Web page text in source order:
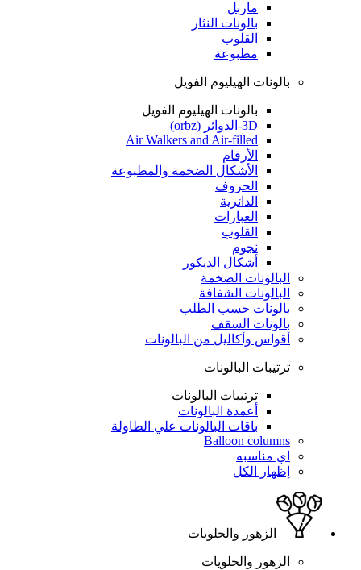
ماربل
بالونات النثار
القلوب
مطبوعة
بالونات الهيليوم الفويل
بالونات الهيليوم الفويل
3D-الدوائر (orbz)
Air Walkers and Air-filled
الأرقام
الأشكال الضخمة والمطبوعة
الحروف
الدائرية
العبارات
القلوب
نجوم
أشكال الديكور
البالونات الضخمة
البالونات الشفافة
بالونات حسب الطلب
بالونات السقف
أقواس وأكاليل من البالونات
ترتيبات البالونات
ترتيبات البالونات
أعمدة البالونات
باقات البالونات علي الطاولة
Balloon columns
اي مناسبه
إظهار الكل
الزهور والحلويات
الزهور والحلويات